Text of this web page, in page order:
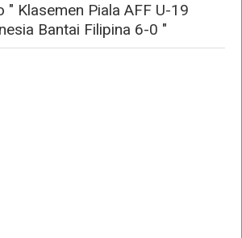
" Klasemen Piala AFF U-19
Bantai Filipina 6-0 "